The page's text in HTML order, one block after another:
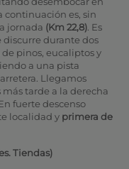
continuación es, sin
jornada (Km 22,8). Es
durante dos
pinos, eucaliptos y
a una pista
Llegamos
tarde a la derecha
fuerte descenso
localidad y primera de
Tiendas)